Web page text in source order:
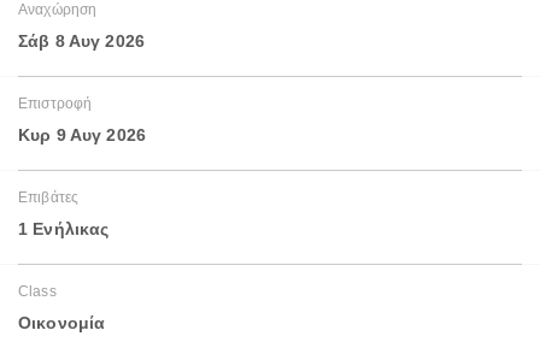
Αναχώρηση
Σάβ 8 Αυγ 2026
Επιστροφή
Κυρ 9 Αυγ 2026
Επιβάτες
1 Ενήλικας
Class
Οικονομία